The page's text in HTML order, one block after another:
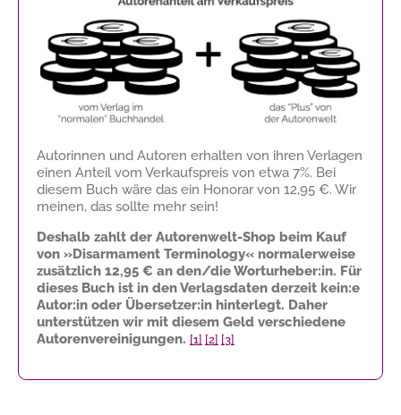
Autorinnen und Autoren erhalten von ihren Verlagen
einen Anteil vom Verkaufspreis von etwa 7%. Bei
diesem Buch wäre das ein Honorar von 12,95 €. Wir
meinen, das sollte mehr sein!
Deshalb zahlt der Autorenwelt-Shop beim Kauf
von »Disarmament Terminology« normalerweise
zusätzlich 12,95 € an den/die Worturheber:in. Für
dieses Buch ist in den Verlagsdaten derzeit kein:e
Autor:in oder Übersetzer:in hinterlegt. Daher
unterstützen wir mit diesem Geld verschiedene
Autorenvereinigungen. [1] [2] [3]